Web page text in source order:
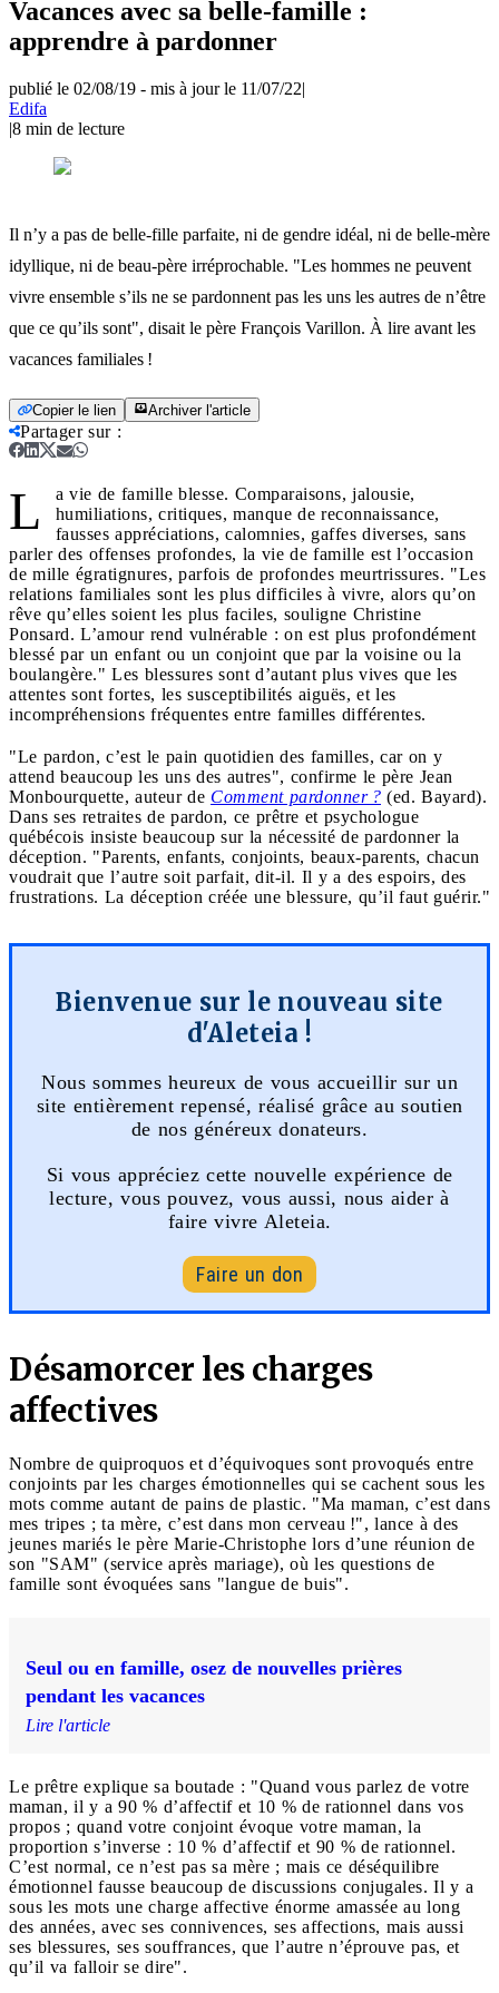
Vacances avec sa belle-famille :
apprendre à pardonner
publié le 02/08/19 - mis à jour le 11/07/22|
Edifa
|8 min de lecture
Il n’y a pas de belle-fille parfaite, ni de gendre idéal, ni de belle-mère
idyllique, ni de beau-père irréprochable. "Les hommes ne peuvent
vivre ensemble s’ils ne se pardonnent pas les uns les autres de n’être
que ce qu’ils sont", disait le père François Varillon. À lire avant les
vacances familiales !
Copier le lien Archiver l'article
Partager sur:
L
a vie de famille blesse. Comparaisons, jalousie,
humiliations, critiques, manque de reconnaissance,
fausses appréciations, calomnies, gaffes diverses, sans
parler des offenses profondes, la vie de famille est l’occasion
de mille égratignures, parfois de profondes meurtrissures. "Les
relations familiales sont les plus difficiles à vivre, alors qu’on
rêve qu’elles soient les plus faciles, souligne Christine
Ponsard. L’amour rend vulnérable : on est plus profondément
blessé par un enfant ou un conjoint que par la voisine ou la
boulangère." Les blessures sont d’autant plus vives que les
attentes sont fortes, les susceptibilités aiguës, et les
incompréhensions fréquentes entre familles différentes.
"Le pardon, c’est le pain quotidien des familles, car on y
attend beaucoup les uns des autres", confirme le père Jean
Monbourquette, auteur de Comment pardonner ? (ed. Bayard).
Dans ses retraites de pardon, ce prêtre et psychologue
québécois insiste beaucoup sur la nécessité de pardonner la
déception. "Parents, enfants, conjoints, beaux-parents, chacun
voudrait que l’autre soit parfait, dit-il. Il y a des espoirs, des
frustrations. La déception créée une blessure, qu’il faut guérir."
Bienvenue sur le nouveau site
d'Aleteia !
Nous sommes heureux de vous accueillir sur un
site entièrement repensé, réalisé grâce au soutien
de nos généreux donateurs.
Si vous appréciez cette nouvelle expérience de
lecture, vous pouvez, vous aussi, nous aider à
faire vivre Aleteia.
Faire un don
Désamorcer les charges
affectives
Nombre de quiproquos et d’équivoques sont provoqués entre
conjoints par les charges émotionnelles qui se cachent sous les
mots comme autant de pains de plastic. "Ma maman, c’est dans
mes tripes ; ta mère, c’est dans mon cerveau !", lance à des
jeunes mariés le père Marie-Christophe lors d’une réunion de
son "SAM" (service après mariage), où les questions de
famille sont évoquées sans "langue de buis".
Seul ou en famille, osez de nouvelles prières
pendant les vacances
Lire l'article
Le prêtre explique sa boutade : "Quand vous parlez de votre
maman, il y a 90 % d’affectif et 10 % de rationnel dans vos
propos ; quand votre conjoint évoque votre maman, la
proportion s’inverse : 10 % d’affectif et 90 % de rationnel.
C’est normal, ce n’est pas sa mère ; mais ce déséquilibre
émotionnel fausse beaucoup de discussions conjugales. Il y a
sous les mots une charge affective énorme amassée au long
des années, avec ses connivences, ses affections, mais aussi
ses blessures, ses souffrances, que l’autre n’éprouve pas, et
qu’il va falloir se dire".